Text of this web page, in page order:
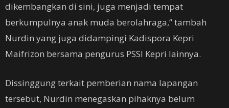
dikembangkan di sini, juga menjadi tempat
berkumpulnya anak muda berolahraga,” tambah
Nurdin yang juga didampingi Kadispora Kepri
Maifrizon bersama pengurus PSSI Kepri lainnya.
Dissinggung terkait pemberian nama lapangan
tersebut, Nurdin menegaskan pihaknya belum